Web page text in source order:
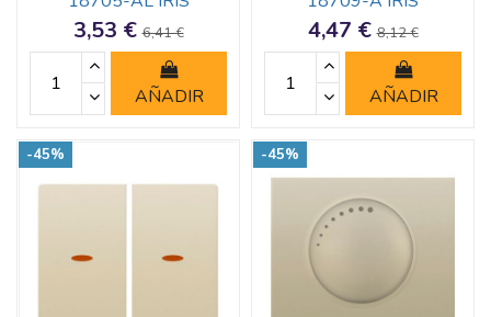
3,53 €6,41 €
AÑADIR
4,47 €8,12 €
AÑADIR
-45% -45%